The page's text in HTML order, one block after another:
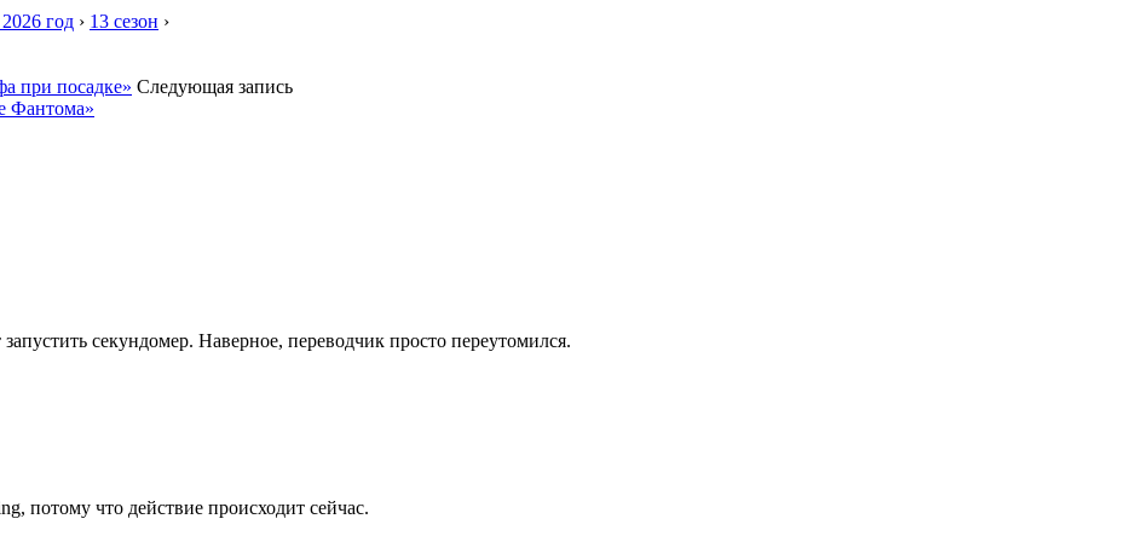
год › 13 сезон ›
при посадке» Следующая запись
Фантома»
секундомер. Наверное, переводчик просто переутомился.
потому что действие происходит сейчас.